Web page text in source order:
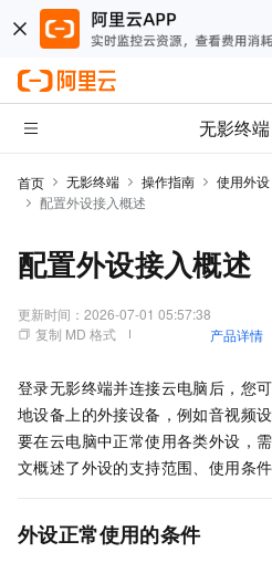
无影终端
首页 无影终端 操作指南 使用外设
配置外设接入概述
配置外设接入概述
更新时间： 2026-07-01 05:57:38
复制 MD 格式
产品详情
登录无影终端并连接云电脑后，您
地设备上的外接设备，例如音视频
要在云电脑中正常使用各类外设，
文概述了外设的支持范围、使用条件
外设正常使用的条件